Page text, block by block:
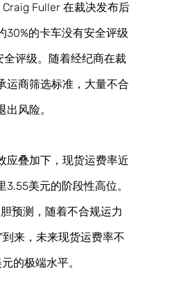
Craig Fuller 在裁决发布后
30%的卡车没有安全评级
全评级。随着经纪商在裁
运商筛选标准，大量不合
出风险。
应叠加下，现货运费率近
美元的阶段性高位。
预测，随着不合规运力
来，未来现货运费率不
的极端水平。